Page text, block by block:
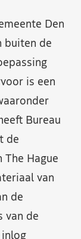
Den
buiten de
is een
Bureau
de
The Hague
van
de
van de
inlog